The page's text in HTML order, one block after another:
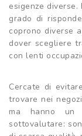
esigenze
grado di
coprono diverse
dover scegliere
con lenti
Cercate di
trovare nei
ma hanno un
sottovalutare: